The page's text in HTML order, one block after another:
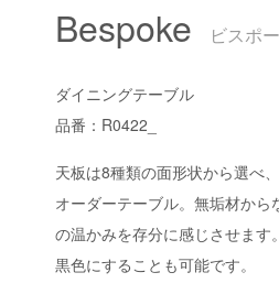
Bespoke ビスポ
ダイニングテーブル
品番：R0422_
天板は8種類の面形状から選べ
オーダーテーブル。無垢材から
の温かみを存分に感じさせます
黒色にすることも可能です。